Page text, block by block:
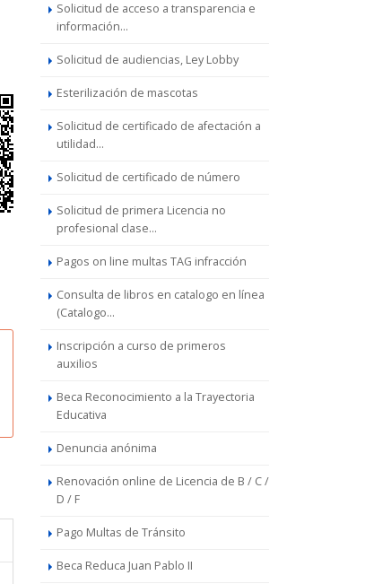
Solicitud de acceso a transparencia e
información...
Solicitud de audiencias, Ley Lobby
Esterilización de mascotas
Solicitud de certificado de afectación a
utilidad...
Solicitud de certificado de número
Solicitud de primera Licencia no
profesional clase...
Pagos on line multas TAG infracción
Consulta de libros en catalogo en línea
(Catalogo...
Inscripción a curso de primeros
auxilios
Beca Reconocimiento a la Trayectoria
Educativa
Denuncia anónima
Renovación online de Licencia de B / C /
D / F
Pago Multas de Tránsito
Beca Reduca Juan Pablo II